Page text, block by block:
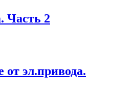
Часть 2
от эл.привода.